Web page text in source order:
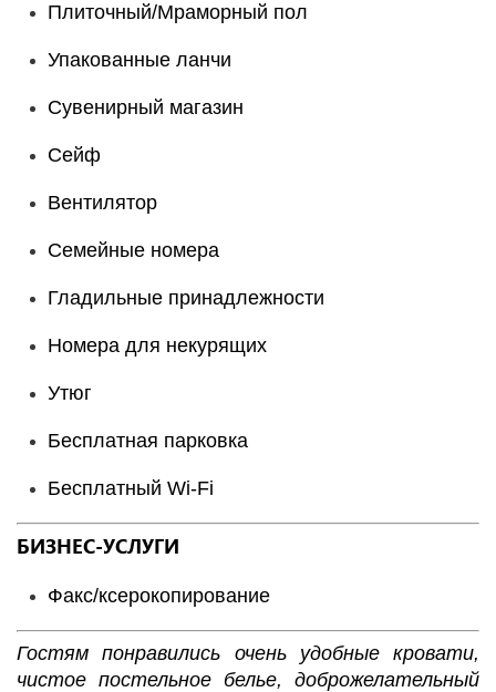
Плиточный/Мраморный пол
Упакованные ланчи
Сувенирный магазин
Сейф
Вентилятор
Семейные номера
Гладильные принадлежности
Номера для некурящих
Утюг
Бесплатная парковка
Бесплатный Wi-Fі
БИЗНЕС-УСЛУГИ
Факс/ксерокопирование
Гостям понравились очень удобные кровати,
чистое постельное белье, доброжелательный